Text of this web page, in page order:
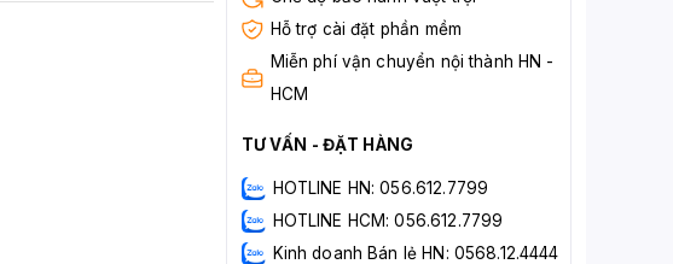
Hỗ trợ cài đặt phần mềm
Miễn phí vận chuyển nội thành HN -
HCM
TƯ VẤN - ĐẶT HÀNG
HOTLINE HN: 056.612.7799
HOTLINE HCM: 056.612.7799
Kinh doanh Bán lẻ HN: 0568.12.4444